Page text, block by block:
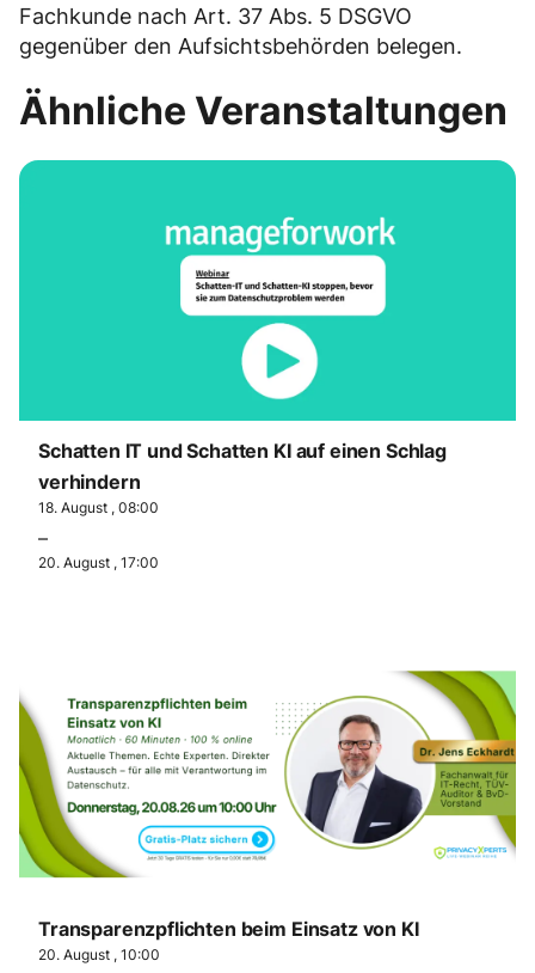
Fachkunde nach Art. 37 Abs. 5 DSGVO
gegenüber den Aufsichtsbehörden belegen.
Ähnliche Veranstaltungen
Schatten IT und Schatten KI auf einen Schlag
verhindern
18. August , 08:00
–
20. August , 17:00
Transparenzpflichten beim Einsatz von KI
20. August , 10:00